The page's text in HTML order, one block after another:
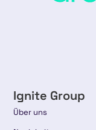
Ignite Group
Über uns